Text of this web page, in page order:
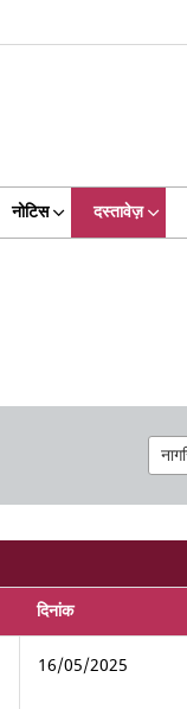
नोटिस दस्तावेज़
दिनांक
16/05/2025